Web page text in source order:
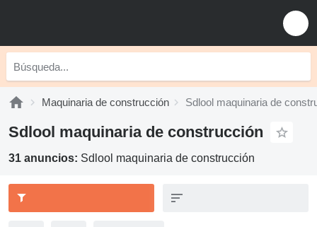
Maquinaria de construcción Sdlool maquinaria de
Sdlool maquinaria de construcción
31 anuncios: Sdlool maquinaria de construcción